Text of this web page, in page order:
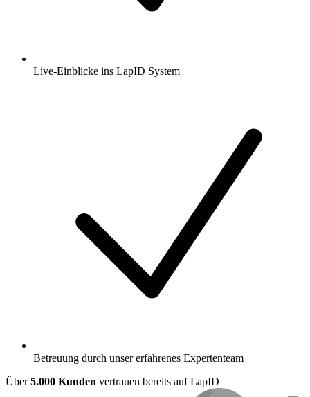
Live-Einblicke ins LapID System
Betreuung durch unser erfahrenes Expertenteam
Über5.000 Kunden vertrauen bereits auf LapID